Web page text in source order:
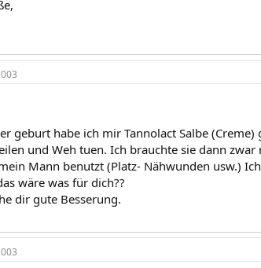
geburt habe ich mir Tannolact Salbe
und Weh tuen. Ich brauchte sie dann
Mann benutzt (Platz- Nähwunden usw.)
wäre was für dich??
dir gute Besserung.